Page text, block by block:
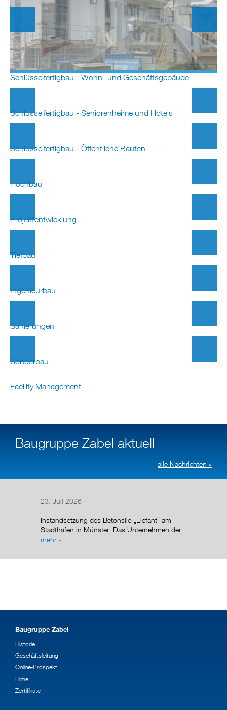
Schlüsselfertigbau - Wohn- und Geschäftsgebäude
Schlüsselfertigbau - Seniorenheime und Hotels
Schlüsselfertigbau - Öffentliche Bauten
Hochbau
Projektentwicklung
Tiefbau
Ingenieurbau
Sanierungen
Sonderbau
Facility Management
Baugruppe Zabel aktuell
alle Nachrichten »
23. Juli 2026
Instandsetzung des Betonsilo „Elefant“ am
Stadthafen in Münster: Das Unternehmen der...
mehr »
Baugruppe Zabel
Historie
Geschäftsleitung
Online-Prospekt
Filme
Zertifikate